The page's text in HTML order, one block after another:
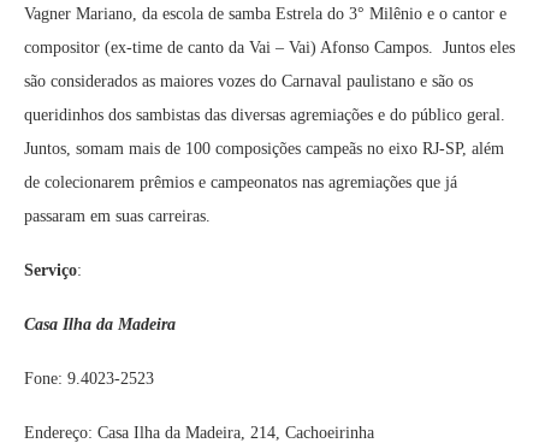
Vagner Mariano, da escola de samba Estrela do 3° Milênio e o cantor e
compositor (ex-time de canto da Vai – Vai) Afonso Campos. Juntos eles
são considerados as maiores vozes do Carnaval paulistano e são os
queridinhos dos sambistas das diversas agremiações e do público geral.
Juntos, somam mais de 100 composições campeãs no eixo RJ-SP, além
de colecionarem prêmios e campeonatos nas agremiações que já
passaram em suas carreiras.
Serviço:
Casa Ilha da Madeira
Fone: 9.4023-2523
Endereço: Casa Ilha da Madeira, 214, Cachoeirinha